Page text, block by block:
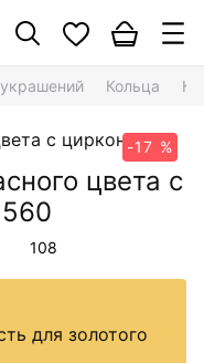
украшений Кольца
-17 %
цвета с
108
для золотого